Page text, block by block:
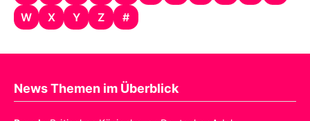
W
X Y Z #
News Themen im Überblick